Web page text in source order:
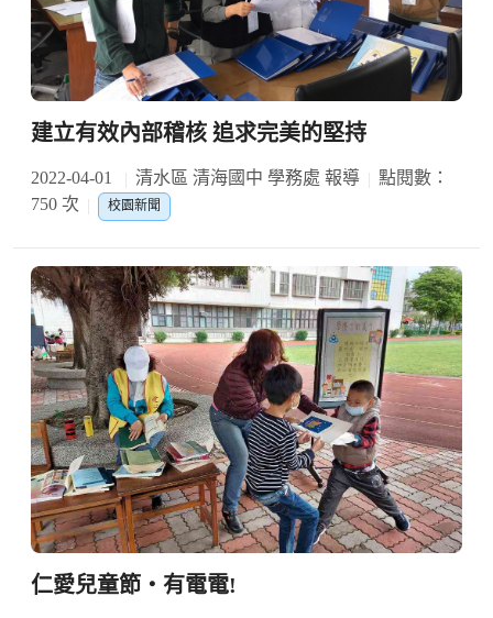
建立有效內部稽核 追求完美的堅持
2022-04-01 清水區 清海國中 學務處 報導
點閱數：
750 次
校園新聞
仁愛兒童節‧有電電!